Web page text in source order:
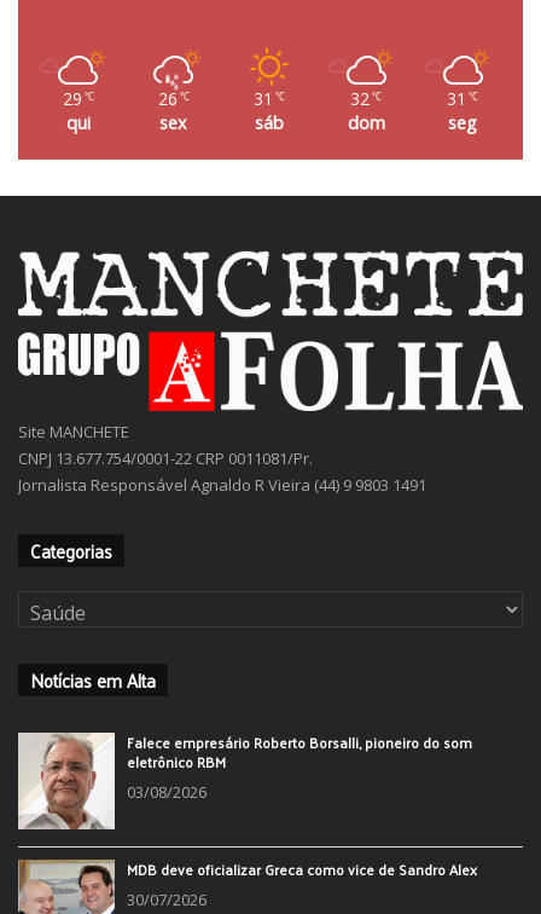
29 ℃
qui
26 ℃
sex
31 ℃
sáb
32℃
dom
31 ℃
seg
Site MANCHETE
CNPJ 13.677.754/0001-22 CRP 0011081/Pr.
Jornalista Responsável Agnaldo R Vieira (44) 9 9803 1491
Categorias
Categorias
Notícias em Alta
Falece empresário Roberto Borsalli, pioneiro do som
eletrônico RBM
03/08/2026
MDB deve oficializar Greca como vice de Sandro Alex
30/07/2026